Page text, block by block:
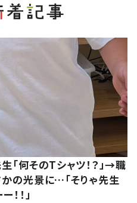
何そのTシャツ！？」→職
の光景に…「そりゃ先生
！」